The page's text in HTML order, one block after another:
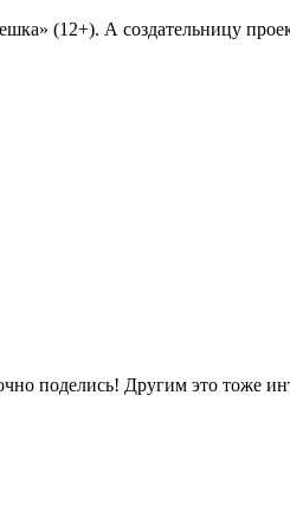
(12+). А создательницу
поделись! Другим это тоже